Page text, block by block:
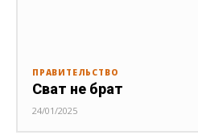
ПРАВИТЕЛЬСТВО
Сват не брат
24/01/2025